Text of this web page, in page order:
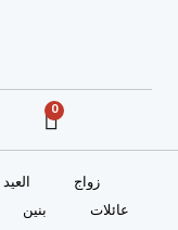
0
العيد
زواج
بنين عائلات